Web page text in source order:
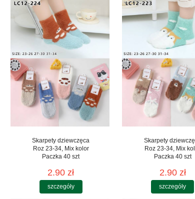
Skarpety dziewczęca
Roz 23-34, Mix kolor
Paczka 40 szt
2.90 zł
szczegóły
Skarpety
Roz 23-34, Mix
Paczka 40 szt
2.90 zł
szczegóły